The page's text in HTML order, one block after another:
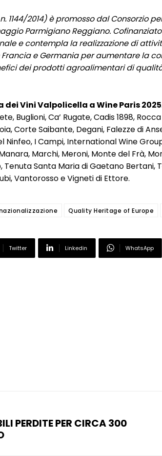
1144/2014) è promosso dal Consorzio
Parmigiano Reggiano.
e contempla la realizzazione di
e Germania per aumentare la
dei prodotti agroalimentari di
Vini Valpolicella a Wine Paris
Buglioni, Ca’ Rugate, Cadis 1898,
Corte Saibante, Degani, Falezze di
Ninfeo, I Campi, International Wine
Marchi, Meroni, Monte del Frà,
Tenuta Santa Maria di Gaetano Bertani,
Vantorosso e Vigneti di Ettore.
Quality Heritage of Europe
Twitter Linkedin WhatsApp
PERDITE PER CIRCA 300